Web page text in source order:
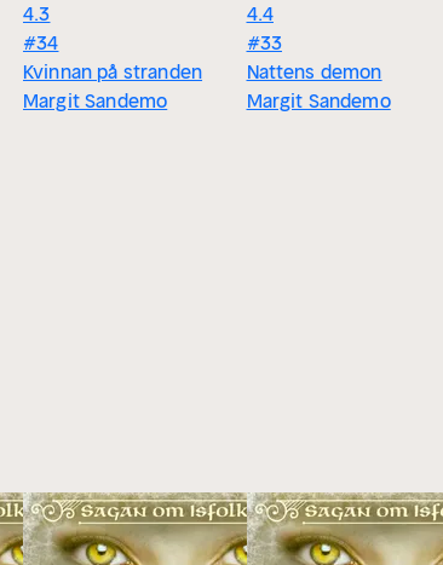
4.3
#34
Kvinnan på stranden
Margit Sandemo
4.4
#33
Nattens demon
Margit Sandemo